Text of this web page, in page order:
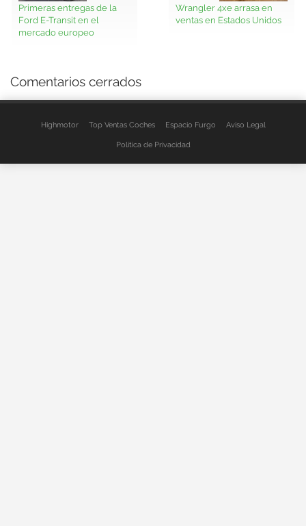
Primeras entregas de la
Ford E-Transit en el
mercado europeo
Wrangler 4xe arrasa en
ventas en Estados Unidos
Comentarios cerrados
Highmotor Top Ventas Coches Espacio Furgo Aviso Legal
Política de Privacidad